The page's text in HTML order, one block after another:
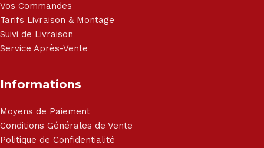
Vos Commandes
Tarifs Livraison & Montage
Suivi de Livraison
Service Après-Vente
Informations
Moyens de Paiement
Conditions Générales de Vente
Politique de Confidentialité